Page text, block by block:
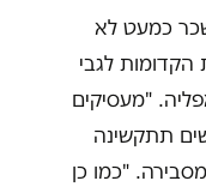
כמעט לא
לגבי
"מעסיקים
תתקשינה
"כמו כן